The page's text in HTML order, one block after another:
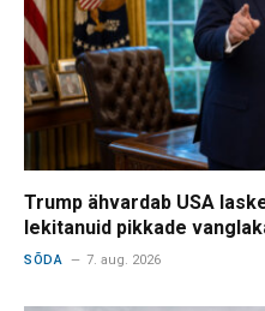
Trump ähvardab USA
lekitanuid pikkade
SÕDA 7. aug. 2026